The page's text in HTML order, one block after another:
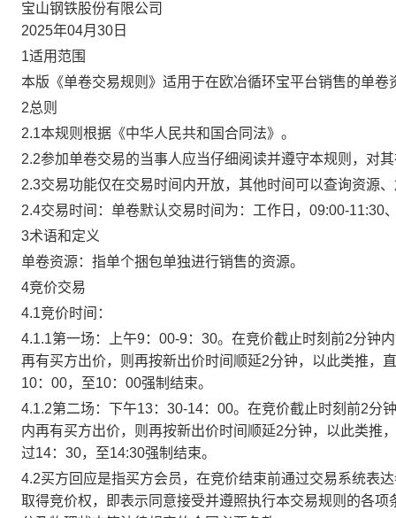
宝山钢铁股份有限公司
2025年04月30日
1适用范围
本版《单卷交易规则》适用于在欧冶循环宝平台销售的单卷
2总则
2.1本规则根据《中华人民共和国合同法》。
2.2参加单卷交易的当事人应当仔细阅读并遵守本规则，对
2.3交易功能仅在交易时间内开放，其他时间可以查询资源
2.4交易时间：单卷默认交易时间为：工作日，09:00-11:30
3术语和定义
单卷资源：指单个捆包单独进行销售的资源。
4竞价交易
4.1竞价时间：
4.1.1第一场：上午9：00-9：30。在竞价截止时刻前2分钟
再有买方出价，则再按新出价时间顺延2分钟，以此类推，
10：00，至10：00强制结束。
4.1.2第二场：下午13：30-14：00。在竞价截止时刻前2分
内再有买方出价，则再按新出价时间顺延2分钟，以此类推
过14：30，至14:30强制结束。
4.2买方回应是指买方会员，在竞价结束前通过交易系统表
取得竞价权，即表示同意接受并遵照执行本交易规则的各